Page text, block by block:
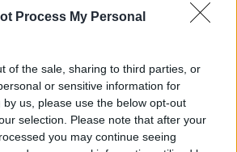
Process My Personal
of the sale, sharing to third parties, or
or sensitive information for
us, please use the below opt-out
selection. Please note that after your
you may continue seeing
nestrpnosti. Komentarji z žaljivimi,
ali nezakonitimi vsebinami